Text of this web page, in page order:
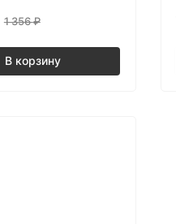
1 356₽
В корзину